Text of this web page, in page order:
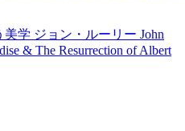
学 ジョン・ルーリー John
& The Resurrection of Albert